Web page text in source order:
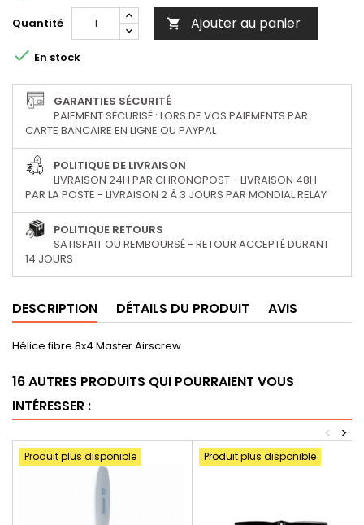
Quantité  Ajouter au panier
 En stock
GARANTIES SÉCURITÉ
PAIEMENT SÉCURISÉ : LORS DE VOS PAIEMENTS PAR
CARTE BANCAIRE EN LIGNE OU PAYPAL
POLITIQUE DE LIVRAISON
LIVRAISON 24H PAR CHRONOPOST - LIVRAISON 48H
PAR LA POSTE - LIVRAISON 2 À 3 JOURS PAR MONDIAL RELAY
POLITIQUE RETOURS
SATISFAIT OU REMBOURSÉ - RETOUR ACCEPTÉ DURANT
14 JOURS
DESCRIPTION DÉTAILS DU PRODUIT AVIS
Hélice fibre 8x4 Master Airscrew
16 AUTRES PRODUITS QUI POURRAIENT VOUS
INTÉRESSER :
>
<
Produit plus disponible Produit plus disponible